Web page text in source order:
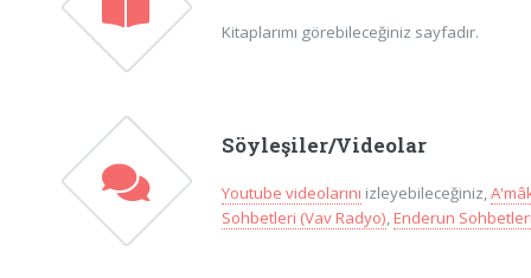
Kitaplarımı görebileceğiniz sayfadır.
Söyleşiler/Videolar
Youtube videolarını izleyebileceğiniz,
Sohbetleri (Vav Radyo),Enderun